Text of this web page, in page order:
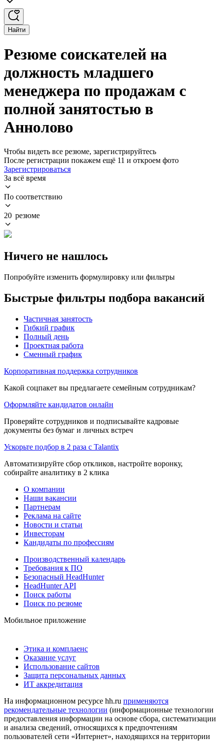
Найти
Резюме соискателей на
должность младшего
менеджера по продажам с
полной занятостью в
Аннолово
Чтобы видеть все резюме, зарегистрируйтесь
После регистрации покажем ещё 11 и откроем фото
Зарегистрироваться
За всё время
По соответствию
20 резюме
Ничего не нашлось
Попробуйте изменить формулировку или фильтры
Быстрые фильтры подбора вакансий
Частичная занятость
Гибкий график
Полный день
Проектная работа
Сменный график
Корпоративная поддержка сотрудников
Какой соцпакет вы предлагаете семейным сотрудникам?
Оформляйте кандидатов онлайн
Проверяйте сотрудников и подписывайте кадровые
документы без бумаг и личных встреч
Ускорьте подбор в 2 раза с Talantix
Автоматизируйте сбор откликов, настройте воронку,
собирайте аналитику в 2 клика
О компании
Наши вакансии
Партнерам
Реклама на сайте
Новости и статьи
Инвесторам
Кандидаты по профессиям
Производственный календарь
Требования к ПО
Безопасный HeadHunter
HeadHunter API
Поиск работы
Поиск по резюме
Мобильное приложение
Этика и комплаенс
Оказание услуг
Использование сайтов
Защита персональных данных
ИТ аккредитация
На информационном ресурсе hh.ru применяются
рекомендательные технологии (информационные технологии
предоставления информации на основе сбора, систематизации
и анализа сведений, относящихся к предпочтениям
пользователей сети «Интернет», находящихся на территории